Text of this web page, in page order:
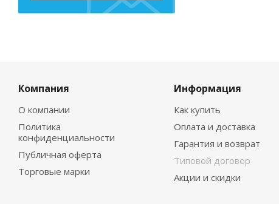
Компания
О компании
Политика
конфиденциальности
Публичная оферта
Торговые марки
Информация
Как купить
Оплата и доставка
Гарантия и возврат
Типовой договор
Акции и скидки